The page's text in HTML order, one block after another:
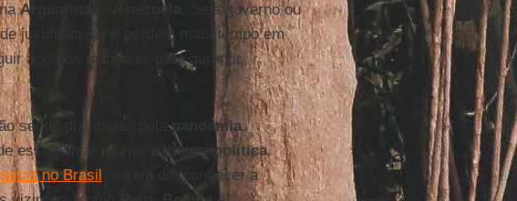
Argentina Venezuela
. Seja governo ou
justificativas e perdem mais tempo em
acordos nacionais para garantir
sendo dizimadas pelapandemia.
esse deixar morrer da necropolítica
no Brasil , e sem desconhecer a